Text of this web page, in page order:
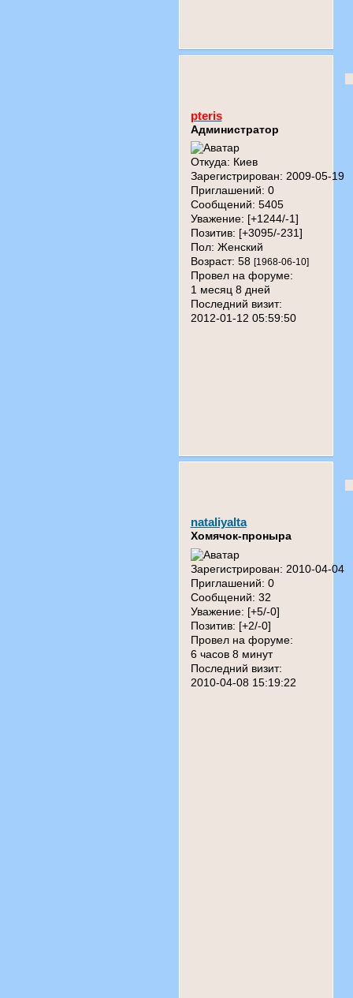
pteris
Администратор
Откуда: Киев
Зарегистрирован: 2009-05-19
Приглашений: 0
Сообщений: 5405
Уважение: [+1244/-1]
Позитив: [+3095/-231]
Пол: Женский
Возраст: 58 [1968-06-10]
Провел на форуме:
1 месяц 8 дней
Последний визит:
2012-01-12 05:59:50
nataliyalta
Хомячок-проныра
Зарегистрирован: 2010-04-04
Приглашений: 0
Сообщений: 32
Уважение: [+5/-0]
Позитив: [+2/-0]
Провел на форуме:
6 часов 8 минут
Последний визит:
2010-04-08 15:19:22